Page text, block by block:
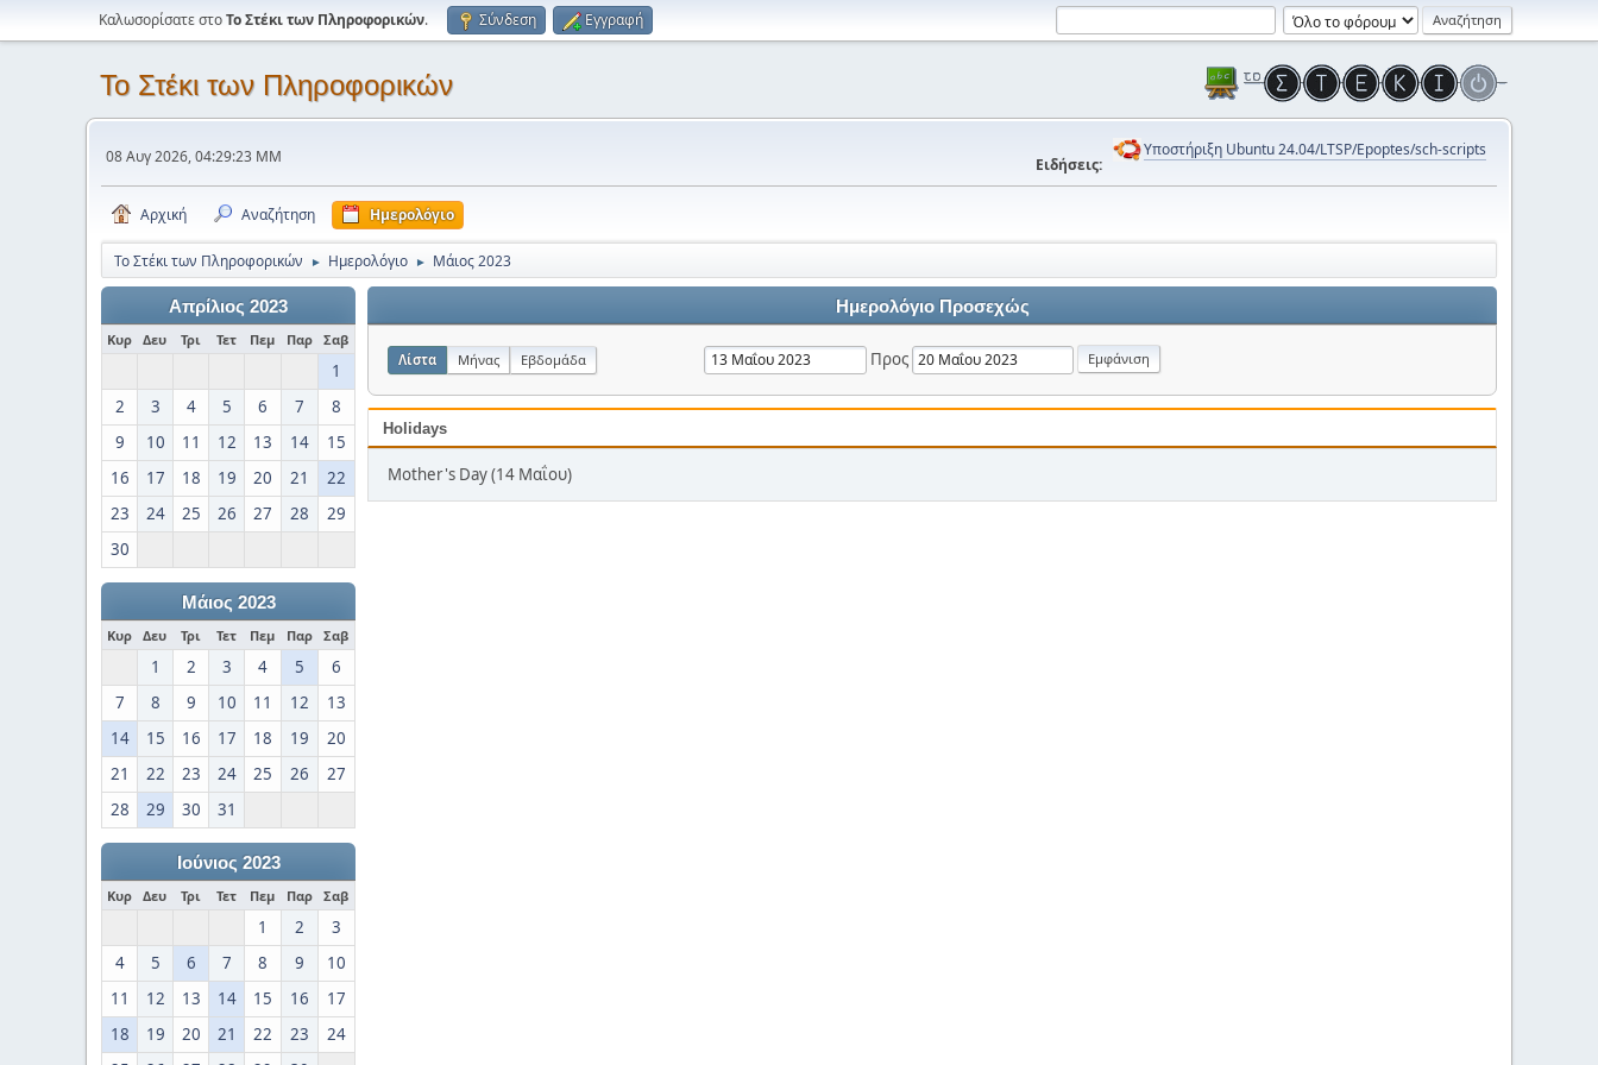
Καλωσορίσατε στοΤο Στέκι των Πληροφορικών. Σύνδεση Εγγραφή
Το Στέκι των Πληροφορικών
08 Αυγ 2026, 04:29:23 ΜΜ Ειδήσεις:
Υποστήριξη Ubuntu 24.04/LTSP/Epoptes/sch-scripts
Αρχική Αναζήτηση Ημερολόγιο
Το Στέκι των Πληροφορικών ► Ημερολόγιο ► Μάιος 2023
Απρίλιος 2023
Κυρ Δευ Τρι Τετ Πεμ Παρ Σαβ
1
2
3 4 5 6 7
8
9
10 11 12 13 14
15
16
17 18 19 20 21
22
23
24 25 26 27 28
29
30
Μάιος 2023
Κυρ Δευ Τρι Τετ Πεμ Παρ Σαβ
1 2 3 4 5
6
7
8 9 10 11 12
13
14
15 16 17 18 19
20
21
22 23 24 25 26
27
28
29 30 31
Ιούνιος 2023
Κυρ Δευ Τρι Τετ Πεμ Παρ Σαβ
1 2
3
4
5 6 7 8 9
10
11
12 13 14 15 16
17
18
19 20 21 22 23
24
Ημερολόγιο Προσεχώς
Λίστα Μήνας Εβδομάδα Προς
Holidays
Mother's Day (14 Μαΐου)